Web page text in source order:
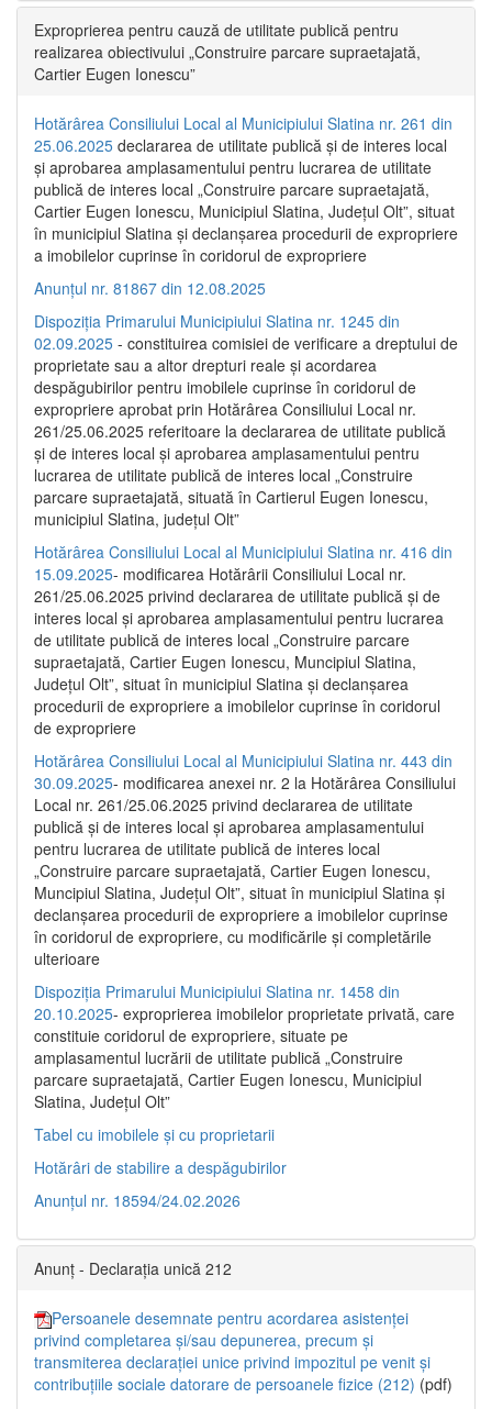
Exproprierea pentru cauză de utilitate publică pentru
realizarea obiectivului „Construire parcare supraetajată,
Cartier Eugen Ionescu”
Hotărârea Consiliului Local al Municipiului Slatina nr. 261 din
25.06.2025 declararea de utilitate publică și de interes local
și aprobarea amplasamentului pentru lucrarea de utilitate
publică de interes local „Construire parcare supraetajată,
Cartier Eugen Ionescu, Municipiul Slatina, Județul Olt”, situat
în municipiul Slatina și declanșarea procedurii de expropriere
a imobilelor cuprinse în coridorul de expropriere
Anunțul nr. 81867 din 12.08.2025
Dispoziția Primarului Municipiului Slatina nr. 1245 din
02.09.2025 - constituirea comisiei de verificare a dreptului de
proprietate sau a altor drepturi reale și acordarea
despăgubirilor pentru imobilele cuprinse în coridorul de
expropriere aprobat prin Hotărârea Consiliului Local nr.
261/25.06.2025 referitoare la declararea de utilitate publică
și de interes local și aprobarea amplasamentului pentru
lucrarea de utilitate publică de interes local „Construire
parcare supraetajată, situată în Cartierul Eugen Ionescu,
municipiul Slatina, județul Olt”
Hotărârea Consiliului Local al Municipiului Slatina nr. 416 din
15.09.2025- modificarea Hotărârii Consiliului Local nr.
261/25.06.2025 privind declararea de utilitate publică și de
interes local și aprobarea amplasamentului pentru lucrarea
de utilitate publică de interes local „Construire parcare
supraetajată, Cartier Eugen Ionescu, Muncipiul Slatina,
Județul Olt”, situat în municipiul Slatina și declanșarea
procedurii de expropriere a imobilelor cuprinse în coridorul
de expropriere
Hotărârea Consiliului Local al Municipiului Slatina nr. 443 din
30.09.2025- modificarea anexei nr. 2 la Hotărârea Consiliului
Local nr. 261/25.06.2025 privind declararea de utilitate
publică şi de interes local şi aprobarea amplasamentului
pentru lucrarea de utilitate publică de interes local
„Construire parcare supraetajată, Cartier Eugen Ionescu,
Muncipiul Slatina, Judeţul Olt”, situat în municipiul Slatina şi
declanşarea procedurii de expropriere a imobilelor cuprinse
în coridorul de expropriere, cu modificările şi completările
ulterioare
Dispoziția Primarului Municipiului Slatina nr. 1458 din
20.10.2025- exproprierea imobilelor proprietate privată, care
constituie coridorul de expropriere, situate pe
amplasamentul lucrării de utilitate publică „Construire
parcare supraetajată, Cartier Eugen Ionescu, Municipiul
Slatina, Județul Olt”
Tabel cu imobilele și cu proprietarii
Hotărâri de stabilire a despăgubirilor
Anunțul nr. 18594/24.02.2026
Anunț - Declarația unică 212
Persoanele desemnate pentru acordarea asistenței
privind completarea și/sau depunerea, precum și
transmiterea declarației unice privind impozitul pe venit și
contribuțiile sociale datorare de persoanele fizice (212) (pdf)